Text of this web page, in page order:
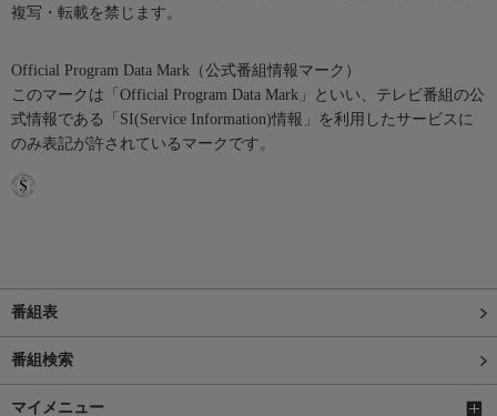
複写・転載を禁じます。
Official Program Data Mark（公式番組情報マーク）
このマークは「Official Program Data Mark」といい、テレビ番組の公
式情報である「SI(Service Information)情報」を利用したサービスに
のみ表記が許されているマークです。
番組表
番組検索
マイメニュー